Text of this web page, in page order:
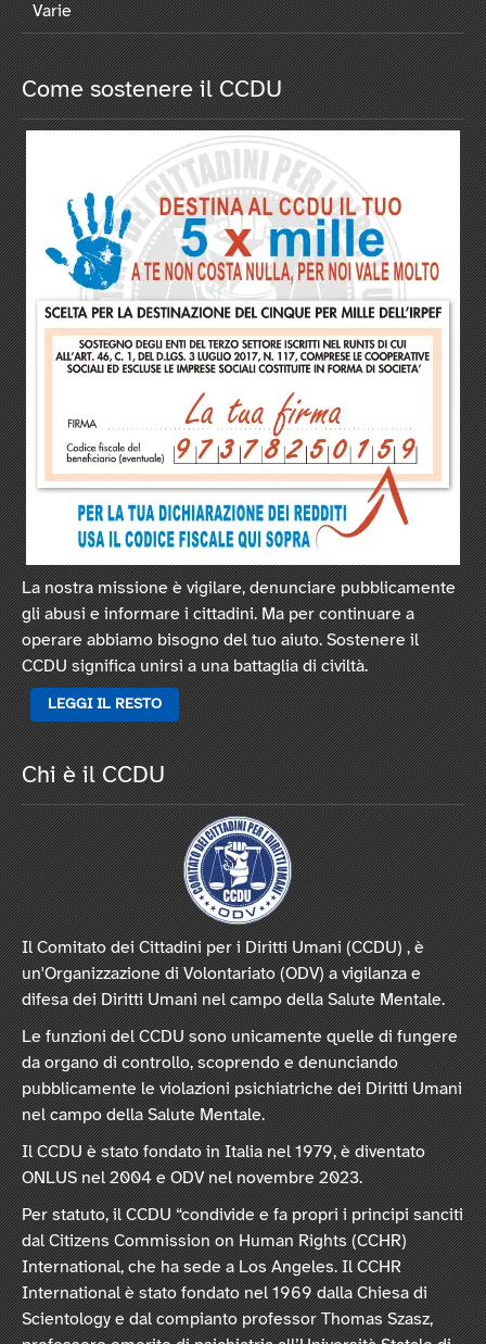
Varie
Come sostenere il CCDU
La nostra missione è vigilare, denunciare pubblicamente
gli abusi e informare i cittadini. Ma per continuare a
operare abbiamo bisogno del tuo aiuto. Sostenere il
CCDU significa unirsi a una battaglia di civiltà.
LEGGI IL RESTO
Chi è il CCDU
Il Comitato dei Cittadini per i Diritti Umani (CCDU) , è
un'Organizzazione di Volontariato (ODV) a vigilanza e
difesa dei Diritti Umani nel campo della Salute Mentale.
Le funzioni del CCDU sono unicamente quelle di fungere
da organo di controllo, scoprendo e denunciando
pubblicamente le violazioni psichiatriche dei Diritti Umani
nel campo della Salute Mentale.
Il CCDU è stato fondato in Italia nel 1979, è diventato
ONLUS nel 2004 e ODV nel novembre 2023.
Per statuto, il CCDU “condivide e fa propri i principi sanciti
dal Citizens Commission on Human Rights (CCHR)
International, che ha sede a Los Angeles. Il CCHR
International è stato fondato nel 1969 dalla Chiesa di
Scientology e dal compianto professor Thomas Szasz,